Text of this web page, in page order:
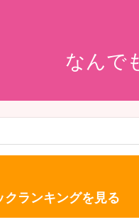
なんで
ランキングを見る